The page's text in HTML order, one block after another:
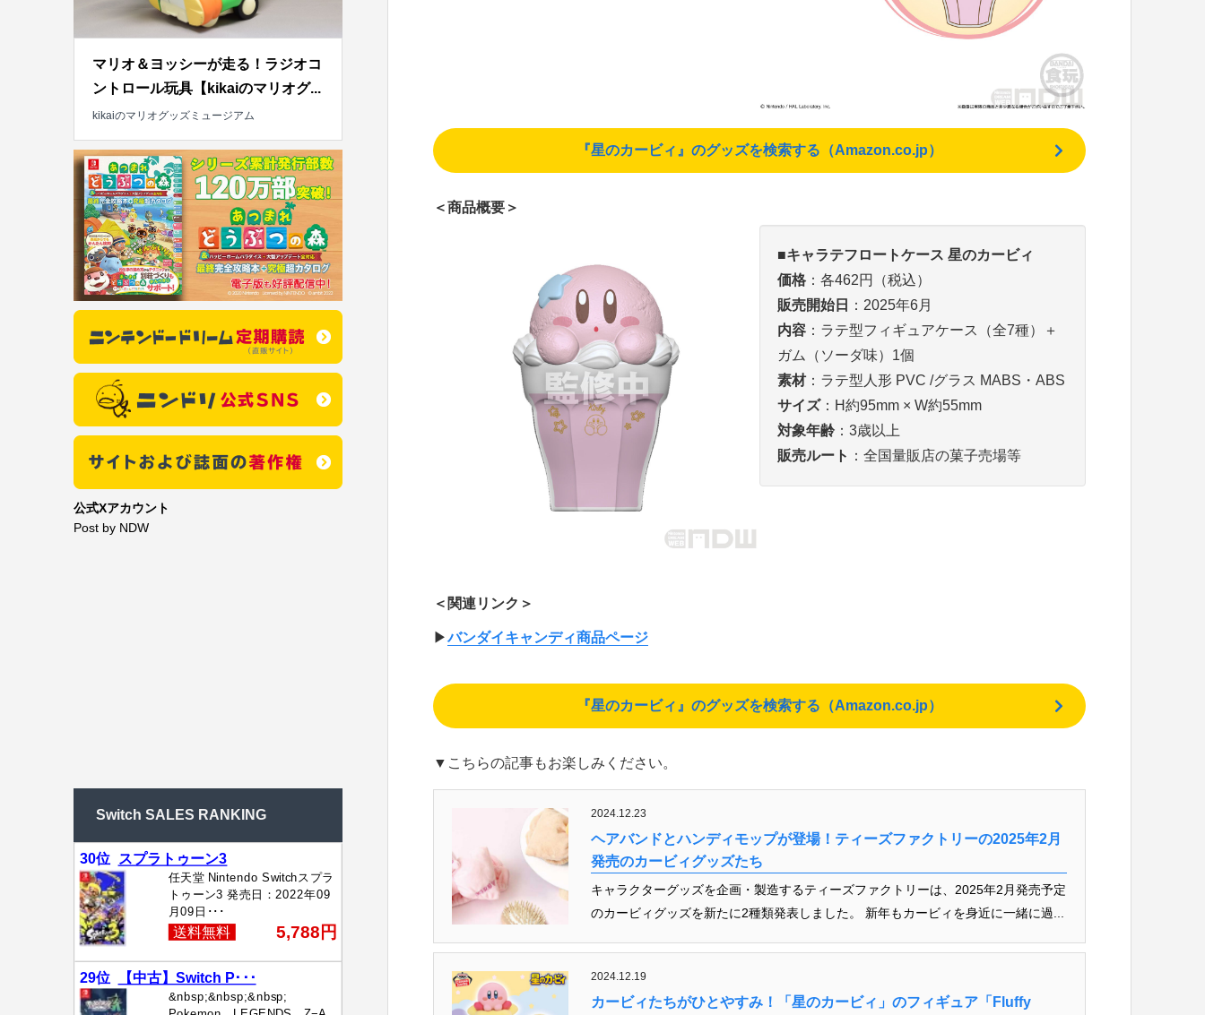
『星のカービィ』のグッズを検索する（Amazon.co.jp）
＜商品概要＞
■キャラテフロートケース 星のカービィ
価格 ：各462円（税込）
販売開始日
：2025年6月
内容 ：ラテ型フィギュアケース（全7種）＋
ガム（ソーダ味）1個
素材：ラテ型人形 PVC /グラス MABS・ABS
サイズ：H約95mm × W約55mm
対象年齢 ：3歳以上
販売ルート ：全国量販店の菓子売場等
＜関連リンク＞
▶︎バンダイキャンディ商品ページ
『星のカービィ』のグッズを検索する（Amazon.co.jp）
▼こちらの記事もお楽しみください。
2024.12.23
ヘアバンドとハンディモップが登場！ティーズファクトリーの2025年2月
発売のカービィグッズたち
キャラクターグッズを企画・製造するティーズファクトリーは、2025年2月発売予定
のカービィグッズを新たに2種類発表しました。 新年もカービィを身近に一緒に過...
2024.12.19
カービィたちがひとやすみ！「星のカービィ」のフィギュア「Fluffy
マリオ＆ヨッシーが走る！ラジオコ
ントロール玩具【kikaiのマリオグ...
kikaiのマリオグッズミュージアム
公式Xアカウント
Post by NDW
Switch SALES RANKING